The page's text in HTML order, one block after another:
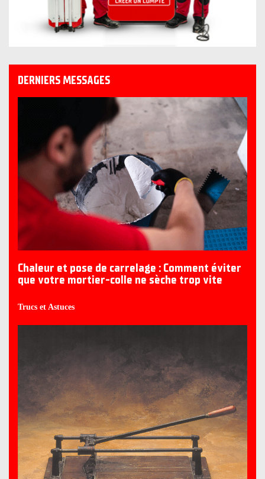
DERNIERS MESSAGES
Chaleur et pose de carrelage : Comment éviter
que votre mortier-colle ne sèche trop vite
Trucs et Astuces